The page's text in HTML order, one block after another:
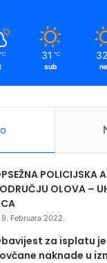
℃ 31 ℃
sub
32
POLICIJSKA
OLOVA –
9. Februara 2022.
za isplatu
naknade u